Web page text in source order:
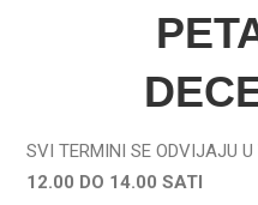
SVI TERMINI SE ODVIJAJU U
12.00 DO 14.00 SATI